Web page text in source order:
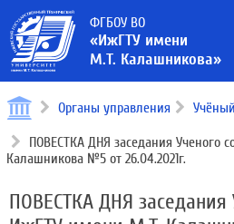
ФГБОУ ВО
«ИжГТУ имени
М.Т. Калашникова»
Органы управления
ПОВЕСТКА ДНЯ заседания Ученого
Калашникова №5 от 26.04.2021г.
ПОВЕСТКА ДНЯ заседания